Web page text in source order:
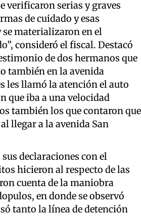
verificaron serias y graves
de cuidado y esas
materializaron en el
consideró el fiscal. Destacó
de dos hermanos que
también en la avenida
les llamó la atención el auto
que iba a una velocidad
también los que contaron que
llegar a la avenida San
declaraciones con el
hicieron al respecto de las
cuenta de la maniobra
en donde se observó
tanto la línea de detención